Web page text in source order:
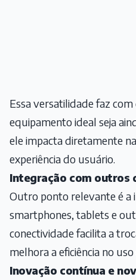
Essa versatilidade faz
equipamento ideal seja
ele impacta diretamente
experiência do usuário.
Integração com outros
Outro ponto relevante é a
smartphones, tablets e
conectividade facilita a
melhora a eficiência no uso
Inovação contínua e